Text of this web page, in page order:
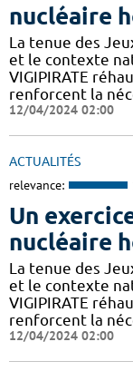
nucléaire
La tenue des
et le contexte
VIGIPIRATE
renforcent la
12/04/2024 02:00
ACTUALITÉS
relevance:
Un
nucléaire
La tenue des
et le contexte
VIGIPIRATE
renforcent la
12/04/2024 02:00